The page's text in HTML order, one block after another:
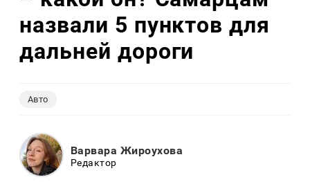
назвали 5 пунктов для
дальней дороги
Авто
Варвара Жироухова
Редактор